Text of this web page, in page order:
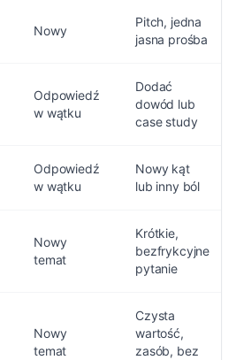
Nowy
Pitch, jedna
jasna prośba
Odpowiedź
w wątku
Dodać
dowód lub
case study
Odpowiedź
w wątku
Nowy kąt
lub inny ból
Nowy
temat
Krótkie,
bezfrykcyjne
pytanie
Nowy
temat
Czysta
wartość,
zasób, bez